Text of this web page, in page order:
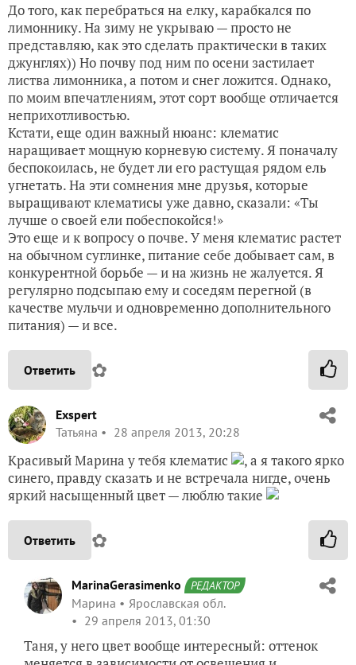
До того, как перебраться на елку, карабкался по
лимоннику. На зиму не укрываю — просто не
представляю, как это сделать практически в таких
джунглях)) Но почву под ним по осени застилает
листва лимонника, а потом и снег ложится. Однако,
по моим впечатлениям, этот сорт вообще отличается
неприхотливостью.
Кстати, еще один важный нюанс: клематис
наращивает мощную корневую систему. Я поначалу
беспокоилась, не будет ли его растущая рядом ель
угнетать. На эти сомнения мне друзья, которые
выращивают клематисы уже давно, сказали: «Ты
лучше о своей ели побеспокойся!»
Это еще и к вопросу о почве. У меня клематис растет
на обычном суглинке, питание себе добывает сам, в
конкурентной борьбе — и на жизнь не жалуется. Я
регулярно подсыпаю ему и соседям перегной (в
качестве мульчи и одновременно дополнительного
питания) — и все.
Ответить ✿
Exspert
Татьяна
28 апреля 2013, 20:28
Красивый Марина у тебя клематис
, а я такого ярко
синего, правду сказать и не встречала нигде, очень
яркий насыщенный цвет — люблю такие
Ответить ✿
MarinaGerasimenko РЕДАКТОР
Марина
Ярославская обл.
29 апреля 2013, 01:30
Таня, у него цвет вообще интересный: оттенок